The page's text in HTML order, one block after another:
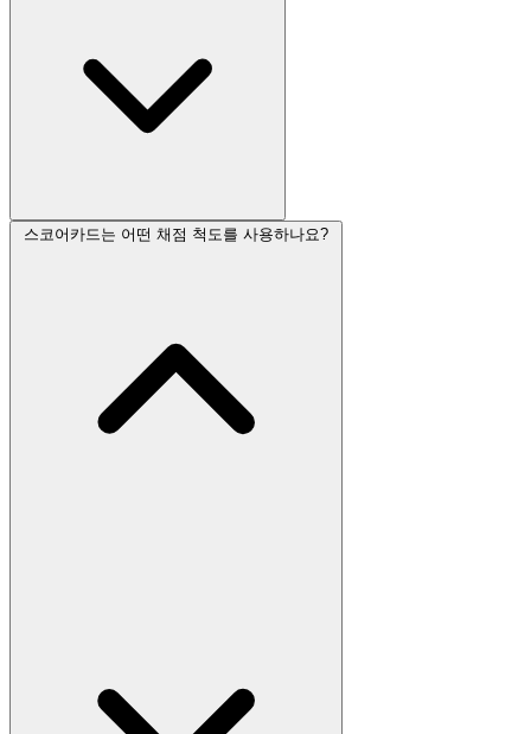
스코어카드는 어떤 채점 척도를 사용하나요?